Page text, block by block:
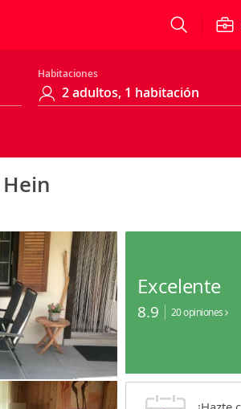
Habitaciones
Excelente
8.9 20 opiniones